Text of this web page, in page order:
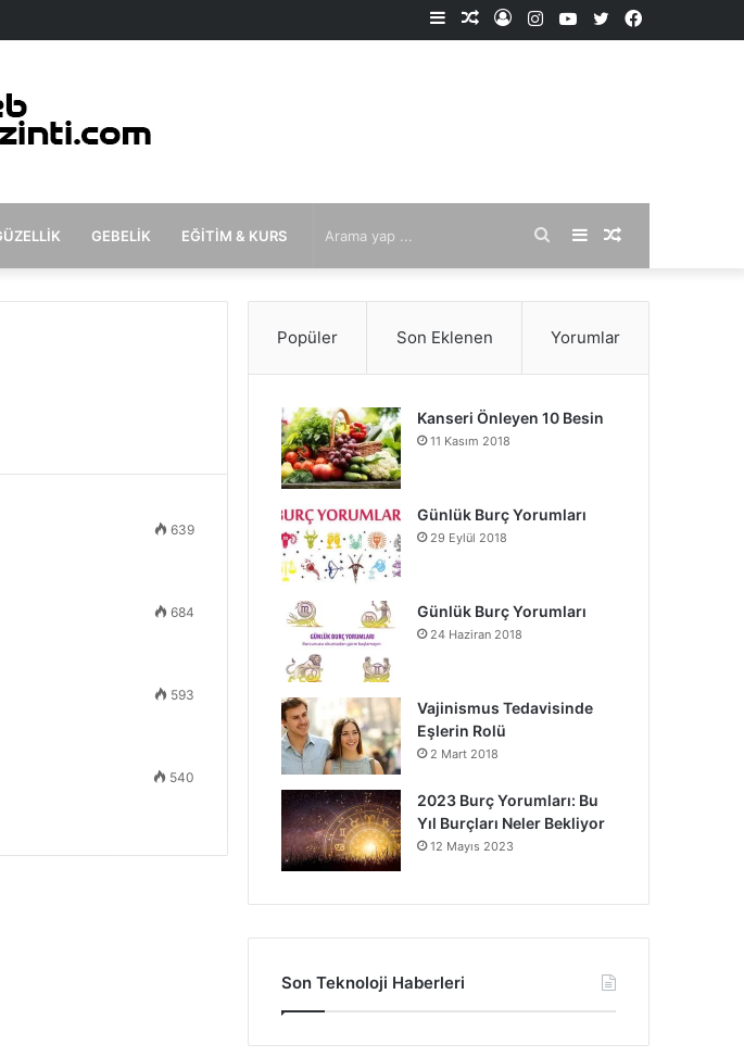
Facebook
X
YouTube
Instagram
Kayıt
Rastgele
Kenar
GEBELIK EĞITIM & KURS Rastgele
Makale
Kenar
Bölmesi
Arama
yap
639
684
593
540
Popüler Son Eklenen Yorumlar
Kanseri Önleyen 10 Besin
11 Kasım 2018
Günlük Burç Yorumları
29 Eylül 2018
Günlük Burç Yorumları
24 Haziran 2018
Vajinismus Tedavisinde
Eşlerin Rolü
2 Mart 2018
2023 Burç Yorumları: Bu
Yıl Burçları Neler Bekliyor
12 Mayıs 2023
Son Teknoloji Haberleri